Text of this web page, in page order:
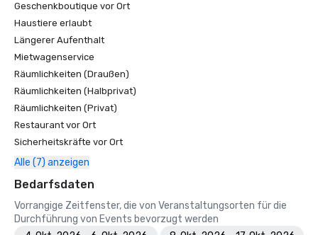
Geschenkboutique vor Ort
Haustiere erlaubt
Längerer Aufenthalt
Mietwagenservice
Räumlichkeiten (Draußen)
Räumlichkeiten (Halbprivat)
Räumlichkeiten (Privat)
Restaurant vor Ort
Sicherheitskräfte vor Ort
Alle (7) anzeigen
Bedarfsdaten
Vorrangige Zeitfenster, die von Veranstaltungsorten für die
Durchführung von Events bevorzugt werden